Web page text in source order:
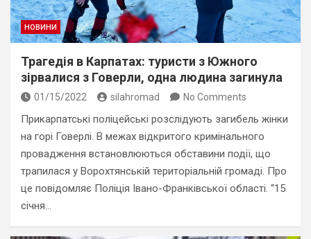
НОВИНИ
Трагедія в Карпатах: туристи з Южного
зірвалися з Говерли, одна людина загинула
01/15/2022 silahromad No Comments
Прикарпатські поліцейські розслідують загибель жінки
на горі Говерлі. В межах відкритого кримінального
провадження встановлюються обставини події, що
трапилася у Ворохтянській територіальній громаді. Про
це повідомляє Поліція Івано-Франківської області. “15
січня…